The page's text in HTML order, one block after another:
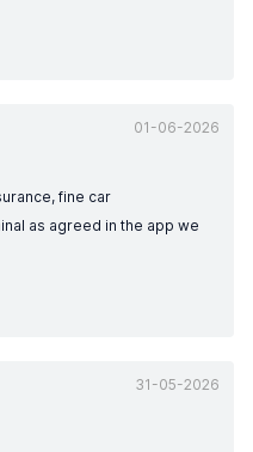
01-06-2026
fine car
as agreed in the app we
31-05-2026